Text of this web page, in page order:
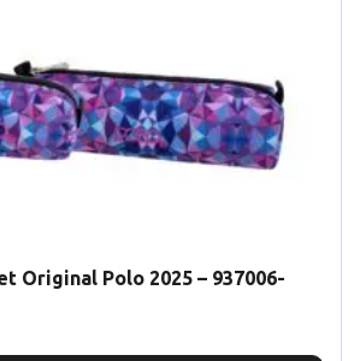
Original Polo 2025 – 937006-